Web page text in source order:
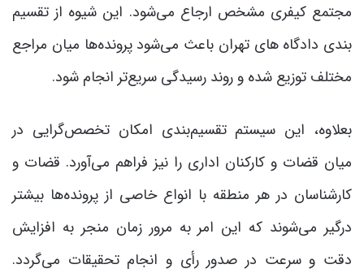
مجتمع کیفری مشخص ارجاع می‌شود. این شیوه از تقسیم
بندی دادگاه های تهران باعث می‌شود پرونده‌ها میان مراجع
مختلف توزیع شده و روند رسیدگی سریع‌تر انجام شود.
بعلاوه، این سیستم تقسیم‌بندی امکان تخصص‌گرایی در
میان قضات و کارکنان اداری را نیز فراهم می‌آورد. قضات و
کارشناسان در هر منطقه با انواع خاصی از پرونده‌ها بیشتر
درگیر می‌شوند که این امر به مرور زمان منجر به افزایش
دقت و سرعت در صدور رأی و انجام تحقیقات می‌گردد.